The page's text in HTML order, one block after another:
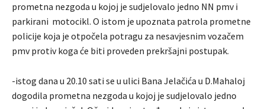
prometna nezgoda u kojoj je sudjelovalo jedno NN pmv i
parkirani motocikl. O istom je upoznata patrola prometne
policije koja je otpočela potragu za nesavjesnim vozačem
pmv protiv koga će biti proveden prekršajni postupak.
-istog dana u 20.10 sati se u ulici Bana Jelačića u D.Mahaloj
dogodila prometna nezgoda u kojoj je sudjelovalo jedno